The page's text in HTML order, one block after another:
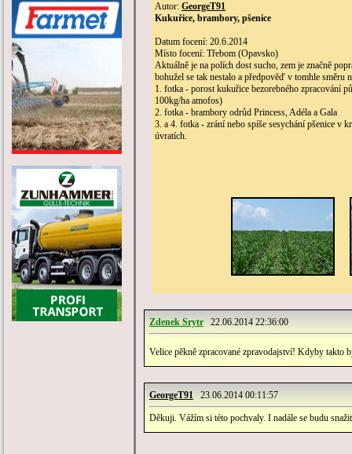
Autor: GeorgeT91
Kukuřice, brambory, pšenice
Datum focení: 20.6.2014
Místo focení: Třebom (Opavsko)
Aktuálně je na polích dost sucho, zem je značně
bohužel se tak nestalo a předpověď v tomhle směru
1. fotka - porost kukuřice bezorebného zpracování
100kg/ha amofos)
2. fotka - brambory odrůd Princess, Adéla a Gala
3. a 4. fotka - zrání nebo spíše sesychání pšenice v
úvratích.
Zdenek Srytr 22.06.2014 22:36:00
Velice pěkně zpracované zpravodajství! Kdyby takto
GeorgeT91 23.06.2014 00:11:57
Děkuji. Vážím si této pochvaly. I nadále se budu